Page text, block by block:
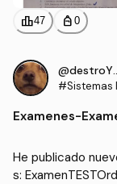
leaderboard47 personal_bag 0
#Sistemas
Examenes-
He publicado
s: